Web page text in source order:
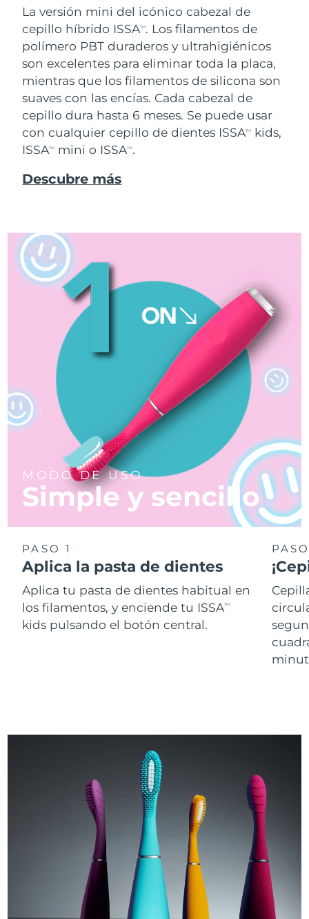
La versión mini del icónico cabezal de
cepillo híbrido ISSATM. Los filamentos de
polímero PBT duraderos y ultrahigiénicos
son excelentes para eliminar toda la placa,
mientras que los filamentos de silicona son
suaves con las encías. Cada cabezal de
cepillo dura hasta 6 meses. Se puede usar
con cualquier cepillo de dientes ISSATM
kids,
ISSATM mini o ISSATM.
Descubre más
MODO DE USO
Simple y sencillo
PASO 1
Aplica la pasta de dientes
Aplica tu pasta de dientes habitual en
los filamentos, y enciende tu ISSATM
kids pulsando el botón central.